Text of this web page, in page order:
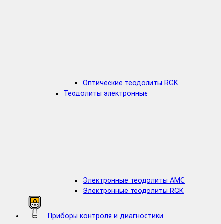
Оптические теодолиты RGK
Теодолиты электронные
Электронные теодолиты AMO
Электронные теодолиты RGK
Приборы контроля и диагностики